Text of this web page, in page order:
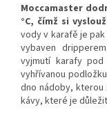
Moccamaster
°C, čímž si
vody v karafě je pak
vybaven
vyjmutí karafy
vyhřívanou
dno nádoby, kterou
kávy, které je